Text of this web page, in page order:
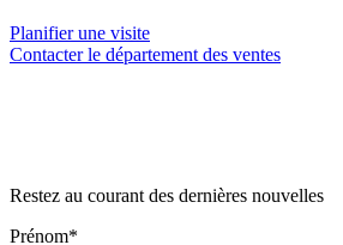
Planifier une visite
Contacter le département des ventes
Restez au courant des dernières nouvelles
Prénom*